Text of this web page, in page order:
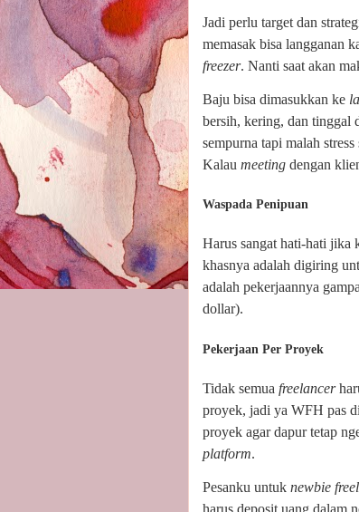
Jadi perlu target dan
memasak bisa langganan
freezer. Nanti saat akan
Baju bisa dimasukkan ke
bersih, kering, dan tinggal
sempurna tapi malah
Kalau meeting dengan
Waspada Penipuan
Harus sangat hati-hati jika
khasnya adalah digiring
adalah pekerjaannya
dollar).
Pekerjaan Per Proyek
Tidak semua freelancer
proyek, jadi ya WFH pas
proyek agar dapur tetap
platform.
Pesanku untuk newbie
harus deposit uang dalam